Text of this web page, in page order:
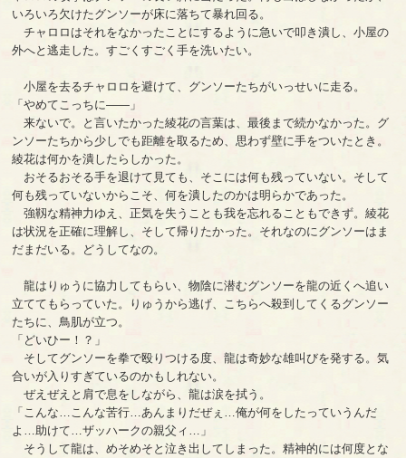
いろいろ欠けたグンソーが床に落ちて暴れ回る。
チャロロはそれをなかったことにするように急いで叩き潰し、小屋の
外へと逃走した。すごくすごく手を洗いたい。
小屋を去るチャロロを避けて、グンソーたちがいっせいに走る。
「やめてこっちに――」
来ないで。と言いたかった綾花の言葉は、最後まで続かなかった。グ
ンソーたちから少しでも距離を取るため、思わず壁に手をついたとき。
綾花は何かを潰したらしかった。
おそるおそる手を退けて見ても、そこには何も残っていない。そして
何も残っていないからこそ、何を潰したのかは明らかであった。
強靱な精神力ゆえ、正気を失うことも我を忘れることもできず。綾花
は状況を正確に理解し、そして帰りたかった。それなのにグンソーはま
だまだいる。どうしてなの。
龍はりゅうに協力してもらい、物陰に潜むグンソーを龍の近くへ追い
立ててもらっていた。りゅうから逃げ、こちらへ殺到してくるグンソー
たちに、鳥肌が立つ。
「どいひー！？」
そしてグンソーを拳で殴りつける度、龍は奇妙な雄叫びを発する。気
合いが入りすぎているのかもしれない。
ぜえぜえと肩で息をしながら、龍は涙を拭う。
「こんな…こんな苦行…あんまりだぜぇ…俺が何をしたっていうんだ
よ…助けて…ザッハークの親父ィ…」
そうして龍は、めそめそと泣き出してしまった。精神的には何度とな